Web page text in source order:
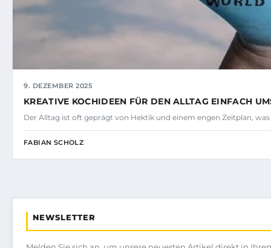
9. DEZEMBER 2025
KREATIVE KOCHIDEEN FÜR DEN ALLTAG EINFACH
Der Alltag ist oft geprägt von Hektik und einem engen Zeitplan,
FABIAN SCHOLZ
NEWSLETTER